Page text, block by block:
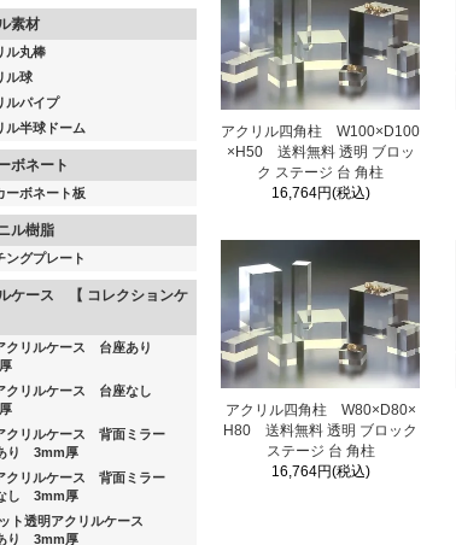
素材
ル丸棒
ル球
ルパイプ
ル半球ドーム
ボネート
ーボネート板
ル樹脂
ングプレート
ケース 【 コレクションケ
クリルケース 台座あり
クリルケース 台座なし
クリルケース 背面ミラー
り 3mm厚
クリルケース 背面ミラー
し 3mm厚
ト透明アクリルケース
り 3mm厚
アクリル四角柱 W100×D100
×H50 送料無料 透明 ブロッ
ク ステージ 台 角柱
16,764円(税込)
アクリル四角柱 W80×D80×
H80 送料無料 透明 ブロック
ステージ 台 角柱
16,764円(税込)